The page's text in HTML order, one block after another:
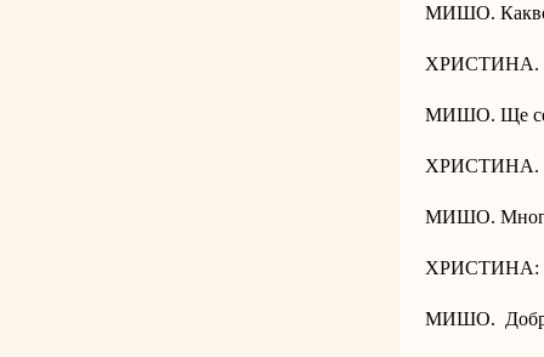
МИШО.
ХРИСТИНА. /
МИШО. Ще се
ХРИСТИНА.
МИШО. Много
ХРИСТИНА:
МИШО.